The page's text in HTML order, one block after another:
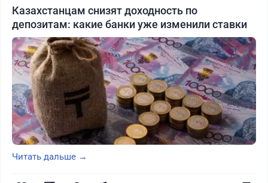
Казахстанцам снизят доходность по
депозитам: какие банки уже изменили ставки
Читать дальше →